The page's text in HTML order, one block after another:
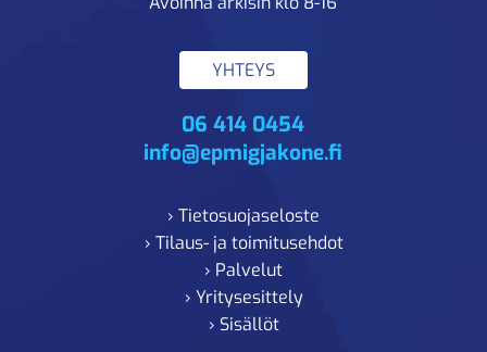
YHTEYS
06 414 0454
info@epmigjakone.fi
› Tietosuojaseloste
› Tilaus- ja toimitusehdot
› Palvelut
› Yritysesittely
› Sisällöt